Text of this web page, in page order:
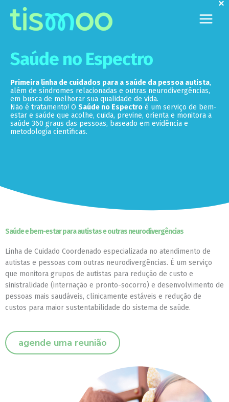
para
Saúde no Espectro
Primeira linha de cuidados para a saúde da pessoa autista,
além de síndromes relacionadas e outras neurodivergências,
em busca de melhorar sua qualidade de vida.
Não é tratamento! O Saúde no Espectro é um serviço de bem-
estar e saúde que acolhe, cuida, previne, orienta e monitora a
saúde 360 graus das pessoas, baseado em evidência e
metodologia científicas.
Saúde e bem-estar para autistas e outras neurodivergências
Linha de Cuidado Coordenado especializada no atendimento de
autistas e pessoas com outras neurodivergências. É um serviço
que monitora grupos de autistas para redução de custo e
sinistralidade (internação e pronto-socorro) e desenvolvimento de
pessoas mais saudáveis, clinicamente estáveis e redução de
custos para maior sustentabilidade do sistema de saúde.
agende uma reunião
Necessário
não são
opcionais. São
necessários
para o
funcionamento
do site.
e a estrutura
do site, com
base em
como o site é